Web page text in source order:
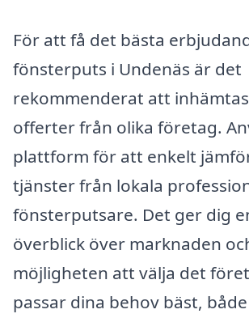
För att få det bästa
fönsterputs i Undenäs är det
rekommenderat att
offerter från olika företag.
plattform för att enkelt
tjänster från lokala
fönsterputsare. Det ger dig
överblick över marknaden
möjligheten att välja det
passar dina behov bäst,